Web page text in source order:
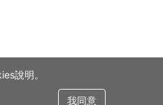
說明。
我同意